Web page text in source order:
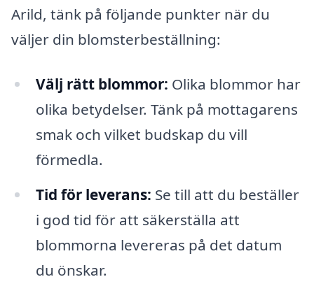
Arild, tänk på följande punkter när du
väljer din blomsterbeställning:
Välj rätt blommor: Olika blommor har
olika betydelser. Tänk på mottagarens
smak och vilket budskap du vill
förmedla.
Tid för leverans: Se till att du beställer
i god tid för att säkerställa att
blommorna levereras på det datum
du önskar.